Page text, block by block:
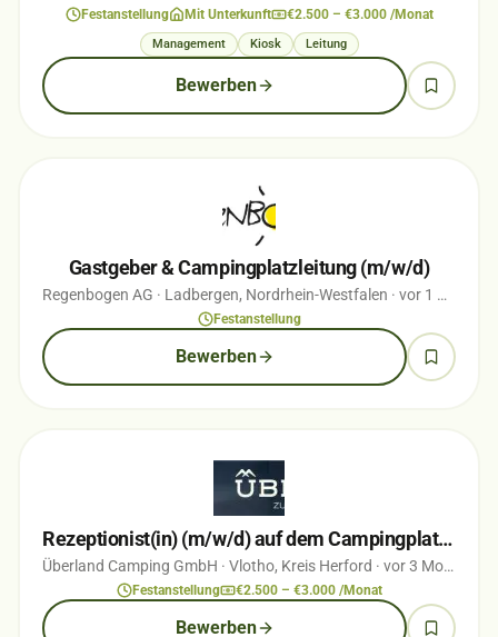
Festanstellung Mit Unterkunft €2.500 – €3.000 /Monat
Management Kiosk Leitung
Bewerben
Gastgeber & Campingplatzleitung (m/w/d)
Regenbogen AG · Ladbergen, Nordrhein-Westfalen · vor 1 Monaten
Festanstellung
Bewerben
Rezeptionist(in) (m/w/d) auf dem Campingplatz ÜBERLAND Vlotho
Überland Camping GmbH · Vlotho, Kreis Herford · vor 3 Monaten
Festanstellung €2.500 – €3.000 /Monat
Bewerben